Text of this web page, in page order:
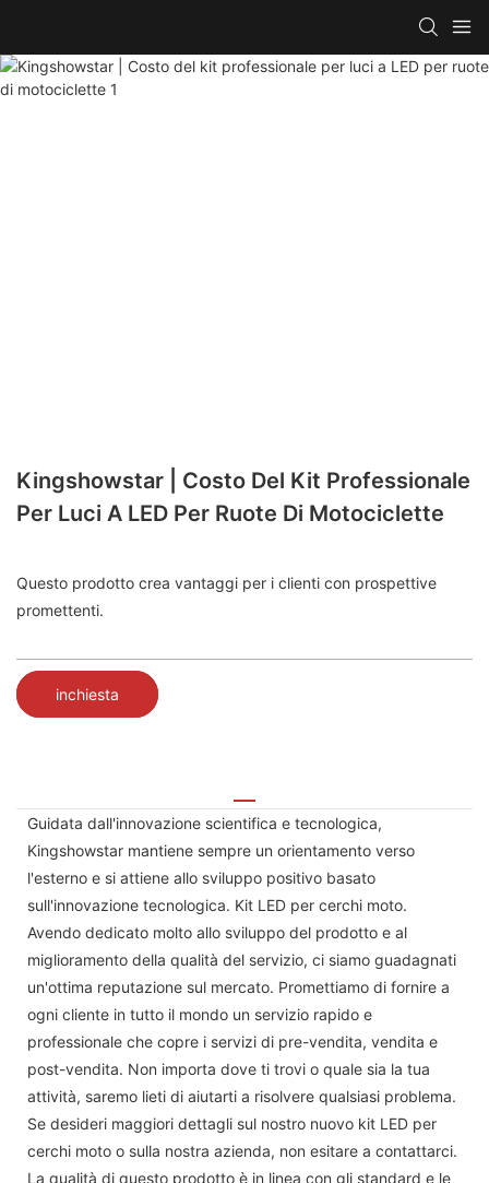
Kingshowstar | Costo Del Kit Professionale
Per Luci A LED Per Ruote Di Motociclette
Questo prodotto crea vantaggi per i clienti con prospettive
promettenti.
inchiesta
Guidata dall'innovazione scientifica e tecnologica,
Kingshowstar mantiene sempre un orientamento verso
l'esterno e si attiene allo sviluppo positivo basato
sull'innovazione tecnologica. Kit LED per cerchi moto.
Avendo dedicato molto allo sviluppo del prodotto e al
miglioramento della qualità del servizio, ci siamo guadagnati
un'ottima reputazione sul mercato. Promettiamo di fornire a
ogni cliente in tutto il mondo un servizio rapido e
professionale che copre i servizi di pre-vendita, vendita e
post-vendita. Non importa dove ti trovi o quale sia la tua
attività, saremo lieti di aiutarti a risolvere qualsiasi problema.
Se desideri maggiori dettagli sul nostro nuovo kit LED per
cerchi moto o sulla nostra azienda, non esitare a contattarci.
La qualità di questo prodotto è in linea con gli standard e le